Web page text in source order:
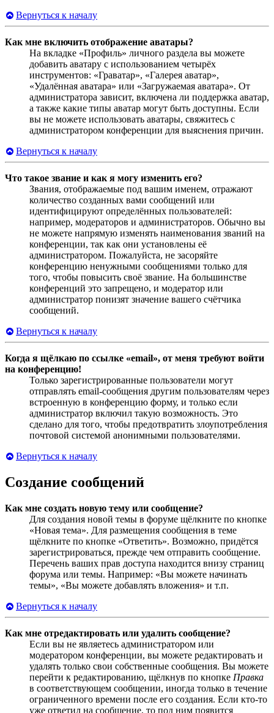
Вернуться к началу
Как мне включить отображение аватары?
На вкладке «Профиль» личного раздела вы можете
добавить аватару с использованием четырёх
инструментов: «Граватар», «Галерея аватар»,
«Удалённая аватара» или «Загружаемая аватара». От
администратора зависит, включена ли поддержка аватар,
а также какие типы аватар могут быть доступны. Если
вы не можете использовать аватары, свяжитесь с
администратором конференции для выяснения причин.
Вернуться к началу
Что такое звание и как я могу изменить его?
Звания, отображаемые под вашим именем, отражают
количество созданных вами сообщений или
идентифицируют определённых пользователей:
например, модераторов и администраторов. Обычно вы
не можете напрямую изменять наименования званий на
конференции, так как они установлены её
администратором. Пожалуйста, не засоряйте
конференцию ненужными сообщениями только для
того, чтобы повысить своё звание. На большинстве
конференций это запрещено, и модератор или
администратор понизят значение вашего счётчика
сообщений.
Вернуться к началу
Когда я щёлкаю по ссылке «email», от меня требуют войти
на конференцию!
Только зарегистрированные пользователи могут
отправлять email-сообщения другим пользователям через
встроенную в конференцию форму, и только если
администратор включил такую возможность. Это
сделано для того, чтобы предотвратить злоупотребления
почтовой системой анонимными пользователями.
Вернуться к началу
Создание сообщений
Как мне создать новую тему или сообщение?
Для создания новой темы в форуме щёлкните по кнопке
«Новая тема». Для размещения сообщения в теме
щёлкните по кнопке «Ответить». Возможно, придётся
зарегистрироваться, прежде чем отправить сообщение.
Перечень ваших прав доступа находится внизу страниц
форума или темы. Например: «Вы можете начинать
темы», «Вы можете добавлять вложения» и т.п.
Вернуться к началу
Как мне отредактировать или удалить сообщение?
Если вы не являетесь администратором или
модератором конференции, вы можете редактировать и
удалять только свои собственные сообщения. Вы можете
перейти к редактированию, щёлкнув по кнопке Правка
в соответствующем сообщении, иногда только в течение
ограниченного времени после его создания. Если кто-то
уже ответил на сообщение, то под ним появится